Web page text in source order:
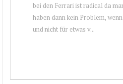
bei den Ferrari ist radical da
haben dann kein Problem,
und nicht für etwas v...